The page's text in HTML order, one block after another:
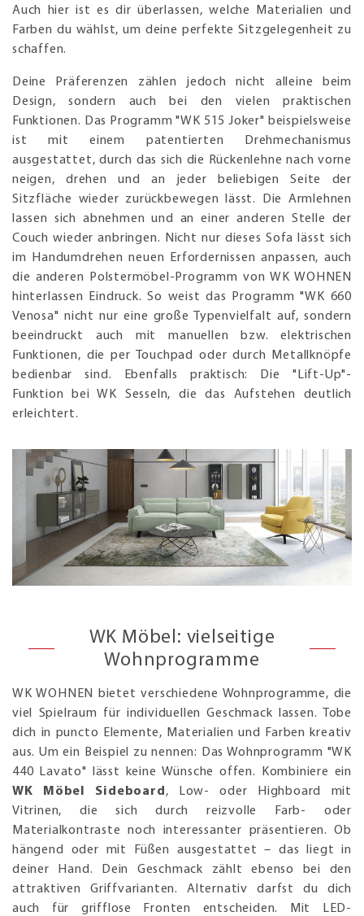
Auch hier ist es dir überlassen, welche Materialien und
Farben du wählst, um deine perfekte Sitzgelegenheit zu
schaffen.
Deine Präferenzen zählen jedoch nicht alleine beim
Design, sondern auch bei den vielen praktischen
Funktionen. Das Programm "WK 515 Joker" beispielsweise
ist mit einem patentierten Drehmechanismus
ausgestattet, durch das sich die Rückenlehne nach vorne
neigen, drehen und an jeder beliebigen Seite der
Sitzfläche wieder zurückbewegen lässt. Die Armlehnen
lassen sich abnehmen und an einer anderen Stelle der
Couch wieder anbringen. Nicht nur dieses Sofa lässt sich
im Handumdrehen neuen Erfordernissen anpassen, auch
die anderen Polstermöbel-Programm von WK WOHNEN
hinterlassen Eindruck. So weist das Programm "WK 660
Venosa" nicht nur eine große Typenvielfalt auf, sondern
beeindruckt auch mit manuellen bzw. elektrischen
Funktionen, die per Touchpad oder durch Metallknöpfe
bedienbar sind. Ebenfalls praktisch: Die "Lift-Up"-
Funktion bei WK Sesseln, die das Aufstehen deutlich
erleichtert.
WK Möbel: vielseitige
Wohnprogramme
WK WOHNEN bietet verschiedene Wohnprogramme, die
viel Spielraum für individuellen Geschmack lassen. Tobe
dich in puncto Elemente, Materialien und Farben kreativ
aus. Um ein Beispiel zu nennen: Das Wohnprogramm "WK
440 Lavato" lässt keine Wünsche offen. Kombiniere ein
WK Möbel Sideboard , Low- oder Highboard mit
Vitrinen, die sich durch reizvolle Farb- oder
Materialkontraste noch interessanter präsentieren. Ob
hängend oder mit Füßen ausgestattet – das liegt in
deiner Hand. Dein Geschmack zählt ebenso bei den
attraktiven Griffvarianten. Alternativ darfst du dich
auch für grifflose Fronten entscheiden. Mit LED-